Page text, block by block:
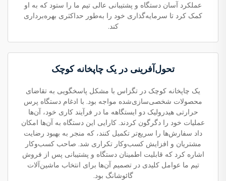
عملکرد آسان دستگاه و پشتیبانی عالی تیم ما را ستود که به او
کمک کرد تا سرمایه‌گذاری خود را به‌طور حداکثری بهره‌برداری
کند.
تحول‌آفرینی در یک چاپخانه کوچک
یک چاپخانه کوچک در تگزاس با مشکل پاسخگویی به تقاضای
محصولات شخصی‌سازی‌شده مواجه بود. با ادغام دستگاه پرس
حرارتی هیدرولیک دو ایستگاهه ما در فرآیند کاری خود، آن‌ها
عملیات خود را دگرگون کردند. کارایی این دستگاه به آن‌ها امکان
داد سفارش‌ها را سریع‌تر تکمیل کنند، که منجر به بهبود رضایت
مشتریان و افزایش کسب‌وکار تکراری شد. صاحب کسب‌وکار
اشاره کرد که قابلیت اطمینان دستگاه و پشتیبانی پس از فروش
تیم ما عوامل کلیدی در تصمیم آن‌ها برای انتخاب ماشین‌آلات
گائوشانگ بود.